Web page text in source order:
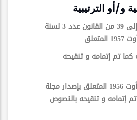
و/أو الترتيبية
- الفصول 15 ومن 32 إلى 39 من القانون عدد 3 لسنة
كما تم إتمامه و تنقيحه
- الأمر المؤرخ في 13 أوت 1956 المتعلق بإصدار مجلة
إتمامه و تنقيحه بالنصوص